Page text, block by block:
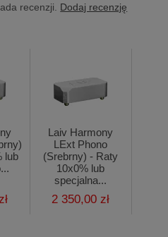
recenzji. Dodaj recenzję
lub
Laiv Harmony
LExt Phono
(Srebrny) - Raty
10x0% lub
specjalna...
2 350,00 zł